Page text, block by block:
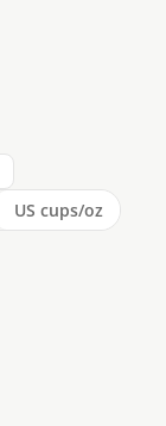
US cups/oz